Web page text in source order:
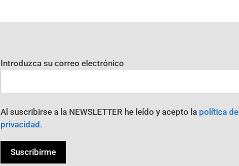
Introduzca su correo electrónico
Al suscribirse a la NEWSLETTER he leído y acepto la política de
privacidad.